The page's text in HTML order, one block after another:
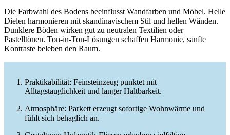
Die Farbwahl des Bodens beeinflusst Wandfarben und Möbel. Helle
Dielen harmonieren mit skandinavischem Stil und hellen Wänden.
Dunklere Böden wirken gut zu neutralen Textilien oder
Pastelltönen. Ton-in-Ton-Lösungen schaffen Harmonie, sanfte
Kontraste beleben den Raum.
Praktikabilität: Feinsteinzeug punktet mit
Alltagstauglichkeit und langer Haltbarkeit.
Atmosphäre: Parkett erzeugt sofortige Wohnwärme und
fühlt sich behaglich an.